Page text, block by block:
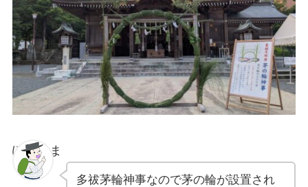
ぽちゃま
多祓茅輪神事なので茅の輪が設置され